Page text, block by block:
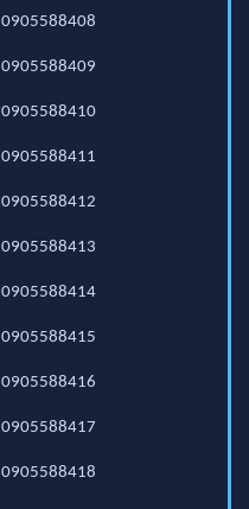
0905588408
0905588409
0905588410
0905588411
0905588412
0905588413
0905588414
0905588415
0905588416
0905588417
0905588418